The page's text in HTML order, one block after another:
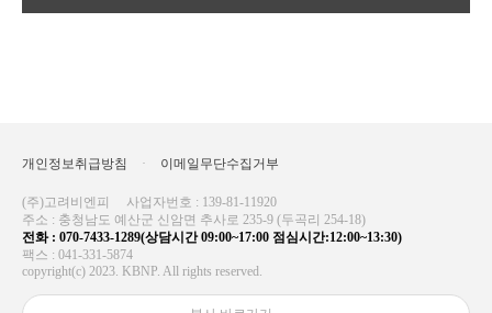
개인정보취급방침 · 이메일무단수집거부
(주)고려비엔피
사업자번호 : 139-81-11920
주소 : 충청남도 예산군 신암면 추사로 235-9 (두곡리 254-18)
전화 : 070-7433-1289(상담시간 09:00~17:00 점심시간:12:00~13:30)
팩스 : 041-331-5874
copyright(c) 2023. KBNP. All rights reserved.